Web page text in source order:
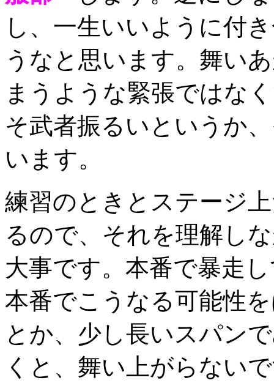
し、一生いいように付
うなと思います。舞い
まうような緊張ではな
そ武者振るいというか
います。
練習のときとステージ
るので、それを理解し
大事です。本番で暴走
本番でこうなる可能性
とか、少し長いスパン
くと、舞い上がらない